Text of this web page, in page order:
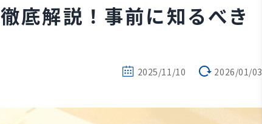
底解説！事前に知るべき
2025/11/10 2026/01/03